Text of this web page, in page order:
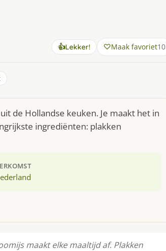
👍Lekker! Maak favoriet10
de Hollandse keuken. Je maakt het in
ingrediënten: plakken
maakt elke maaltijd af. Plakken